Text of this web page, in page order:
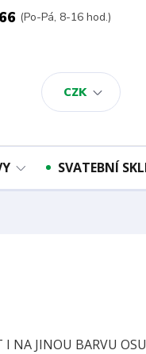
CZK
(Po-Pá, 8-16 hod.)
SVATEBNÍ
I NA JINOU BARVU